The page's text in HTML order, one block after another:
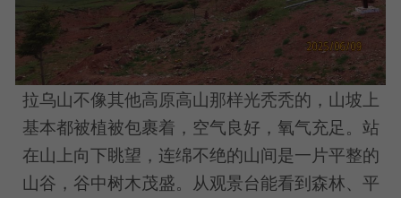
拉乌山不像其他高原高山那样光秃秃的，山坡上
基本都被植被包裹着，空气良好，氧气充足。站
在山上向下眺望，连绵不绝的山间是一片平整的
山谷，谷中树木茂盛。从观景台能看到森林、平